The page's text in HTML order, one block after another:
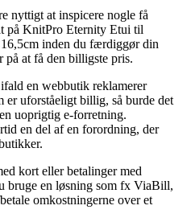
nyttigt at inspicere nogle få
på KnitPro Eternity Etui til
inden du færdiggør din
på at få den billigste pris.
en webbutik reklamerer
er uforståeligt billig, så burde det
uoprigtig e-forretning.
en del af en forordning, der
kort eller betalinger med
bruge en løsning som fx ViaBill,
omkostningerne over et